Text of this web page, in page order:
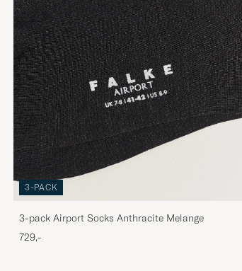
3-PACK
3-pack Airport Socks Anthracite Melange
729,-